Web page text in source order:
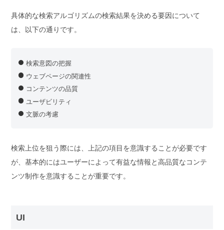
具体的な検索アルゴリズムの検索結果を決める要因について
は、以下の通りです。
検索意図の把握
ウェブページの関連性
コンテンツの品質
ユーザビリティ
文脈の考慮
検索上位を狙う際には、上記の項目を意識することが必要です
が、基本的にはユーザーによって有益な情報と高品質なコンテ
ンツ制作を意識することが重要です。
UI